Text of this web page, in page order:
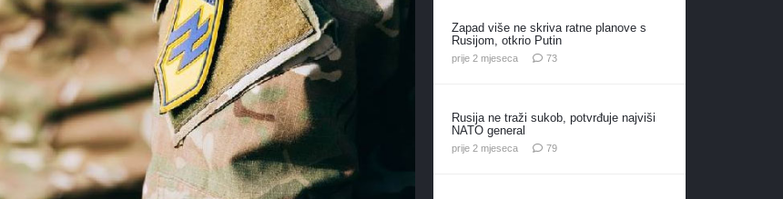
Zapad više ne skriva ratne planove s
Rusijom, otkrio Putin
prije 2 mjeseca 73komentara
Rusija ne traži sukob, potvrđuje najviši
NATO general
prije 2 mjeseca 79komentara